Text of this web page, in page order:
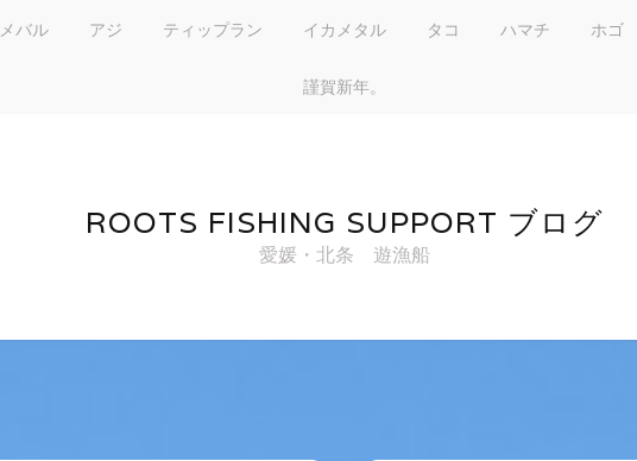
メバル アジ ティップラン イカメタル タコ ハマチ ホゴ
謹賀新年。
ROOTS FISHING SUPPORT ブログ
愛媛・北条 遊漁船